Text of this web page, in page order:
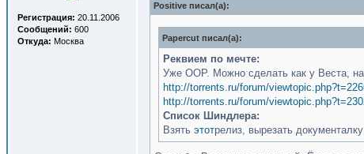
Регистрация: 20.11.2006
Сообщений: 600
Откуда: Москва
Positive писал(a):
Papercut писал(a):
Реквием по мечте:
Уже ООР. Можно сделать как у Веста,
http://torrents.ru/forum/
http://torrents.ru/forum/
Список Шиндлера:
Взять этотрелиз, вырезать